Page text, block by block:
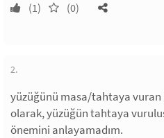
(1) (0)
2.
yüzüğünü masa/tahtaya vuran
olarak, yüzüğün tahtaya
önemini anlayamadım.